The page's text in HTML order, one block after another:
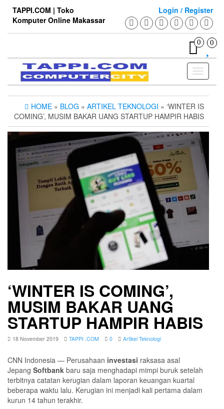
content
TAPPI.COM | Toko
Komputer Online Makassar
Login / Register
0 0
Toggle
HOME » BLOG » ARTIKEL TEKNOLOGI » ‘WINTER IS
COMING’, MUSIM BAKAR UANG STARTUP HAMPIR HABIS
‘WINTER IS COMING’,
MUSIM BAKAR UANG
STARTUP HAMPIR HABIS
18 November 2019 TAPPI .COM 0 Artikel Teknologi
CNN Indonesia — Perusahaan investasi raksasa asal
Jepang Softbank baru saja menghadapi mimpi buruk setelah
terbitnya catatan kerugian dalam laporan keuangan kuartal
beberapa waktu lalu. Kerugian ini menjadi kali pertama dalam
kurun 14 tahun terakhir.